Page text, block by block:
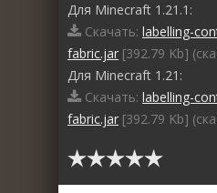
Для Minecraft 1.21.1:
Скачать: labelling-
fabric.jar [392.79 Kb]
Для Minecraft 1.21:
Скачать: labelling-
fabric.jar [392.79 Kb]